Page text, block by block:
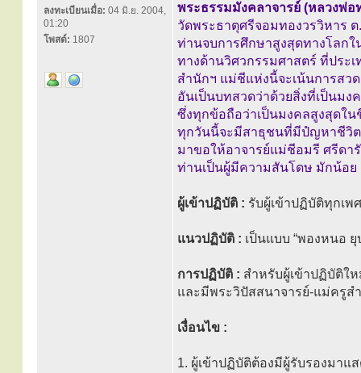
ลงทะเบียนเมื่อ: 04 มิ.ย. 2004,
01:20
โพสต์: 1807
พระธรรมมังคลาจารย์ (หลวงพ่อ
วัดพระธาตุศรีจอมทองวรวิหาร
ท่านจบการศึกษาสูงสุดทางโลก
ทางด้านวิศวกรรมศาสตร์ ที่ประเ
สำนักฯ แม่ชีแห่งนี้จะเน้นการสว
อันเป็นบทสวดว่าด้วยสิ่งที่เป็นมง
ซึ่งทุกข้อถือว่าเป็นมงคลสูงสุดใน
ทุกวันนี้จะมีสาธุชนที่มีปํญหาชีวิต
มาขอให้อาจารย์แม่ชีอมรี ศรีดา
ท่านเป็นผู้มีความสันโดษ มักน้อย
ผู้เข้าปฏิบัติ : รับผู้เข้าปฏิบัติทุกเพ
แนวปฏิบัติ : เป็นแบบ “พองหนอ
การปฏิบัติ : สำหรับผู้เข้าปฏิบัติใ
และมีพระวิปัสสนาจารย์-แม่ครู
เงื่อนไข :
1. ผู้เข้าปฏิบัติต้องมีผู้รับรองมาแ